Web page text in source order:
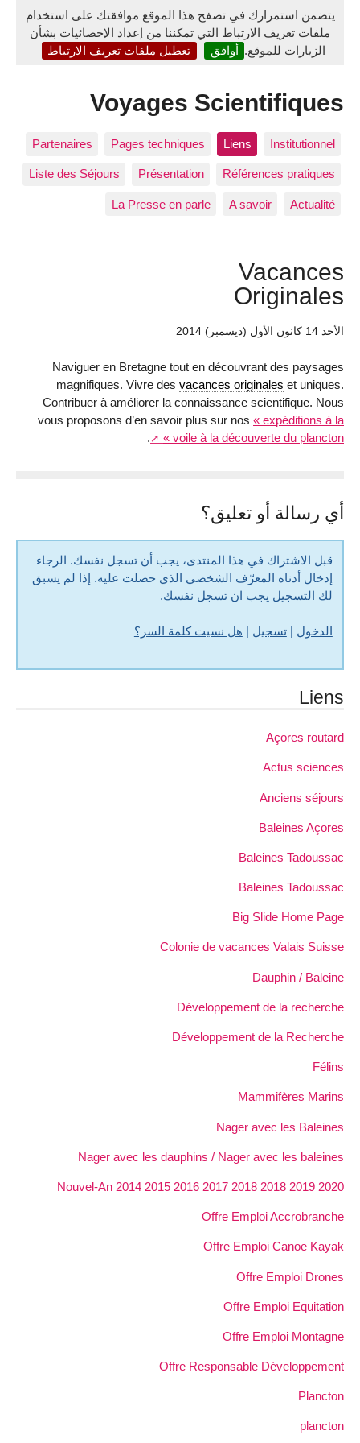
يتضمن استمرارك في تصفح هذا الموقع موافقتك على استخدام
ملفات تعريف الارتباط التي تمكننا من إعداد الإحصائيات بشأن
الزيارات للموقع. أوافق تعطيل ملفات تعريف الارتباط
Voyages Scientifiques
Institutionnel
Liens
Pages techniques
Partenaires
Références pratiques
Présentation
Liste des Séjours
Actualité
A savoir
La Presse en parle
Vacances
Originales
الأحد 14 كانون الأول (ديسمبر) 2014
Naviguer en Bretagne tout en découvrant des paysages
magnifiques. Vivre des vacances originales et uniques.
Contribuer à améliorer la connaissance scientifique. Nous
vous proposons d’en savoir plus sur nos « expéditions à la
voile à la découverte du plancton »
.
أي رسالة أو تعليق؟
قبل الاشتراك في هذا المنتدى، يجب أن تسجل نفسك. الرجاء
إدخال أدناه المعرّف الشخصي الذي حصلت عليه. إذا لم يسبق
لك التسجيل يجب ان تسجل نفسك.
الدخول تسجيل هل نسيت كلمة السر؟
Liens
Açores routard
Actus sciences
Anciens séjours
Baleines Açores
Baleines Tadoussac
Baleines Tadoussac
Big Slide Home Page
Colonie de vacances Valais Suisse
Dauphin / Baleine
Développement de la recherche
Développement de la Recherche
Félins
Mammifères Marins
Nager avec les Baleines
Nager avec les dauphins / Nager avec les baleines
Nouvel-An 2014 2015 2016 2017 2018 2018 2019 2020
Offre Emploi Accrobranche
Offre Emploi Canoe Kayak
Offre Emploi Drones
Offre Emploi Equitation
Offre Emploi Montagne
Offre Responsable Développement
Plancton
plancton